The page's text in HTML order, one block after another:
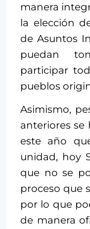
manera
la elección
de Asuntos
puedan
participar
pueblos
Asimismo,
anteriores se
este año
unidad, hoy
que no se
proceso que
por lo que
de manera